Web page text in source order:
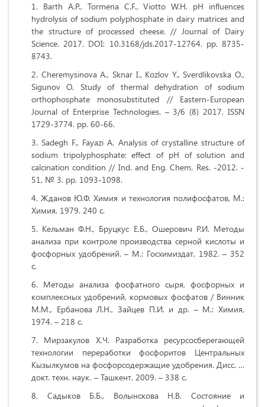
Barth A.P., Tormena C.F., Viotto W.H. pH influences
hydrolysis of sodium polyphosphate in dairy matrices and
the structure of processed cheese. // Journal of Dairy
Science. 2017. DOI: 10.3168/jds.2017-12764. pp. 8735-
8743.
Cheremysinova А., Sknar I., Kozlov Y., Sverdlikovska O.,
Sigunov O. Study of thermal dehydration of sodium
orthophosphate monosubstituted // Eastern-European
Journal of Enterprise Technologies. – 3/6 (8) 2017. ISSN
1729-3774. pp. 60-66.
Sadegh F., Fayazi A. Analysis of crystalline structure of
sodium tripolyphosphate: effect of pH of solution and
calcination condition // Ind. and Eng. Chem. Res. -2012. -
51, № 3. pp. 1093-1098.
Жданов Ю.Ф. Химия и технология полифосфатов, М.:
Химия, 1979. 240 c.
Кельман Ф.Н., Бруцкус Е.Б., Ошерович Р.И. Методы
анализа при контроле производства серной кислоты и
фосфорных удобрений. – М.: Госхимиздат, 1982. – 352
с.
Методы анализа фосфатного сыря, фосфорных и
комплексных удобрений, кормовых фосфатов / Винник
М.М., Ербанова Л.Н., Зайцев П.И. и др. – М.: Химия,
1974. – 218 с.
Мирзакулов Х.Ч. Разработка ресурсосберегающей
технологии переработки фосфоритов Центральных
Кызылкумов на фосфорсодержащие удобрения. Дисс. …
докт. техн. наук. – Ташкент, 2009. – 338 с.
Садыков Б.Б., Волынскова Н.В. Состояние и